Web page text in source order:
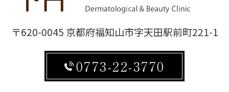
〒620-0045 京都府福知山市字天田駅前町221-1
0773-22-3770